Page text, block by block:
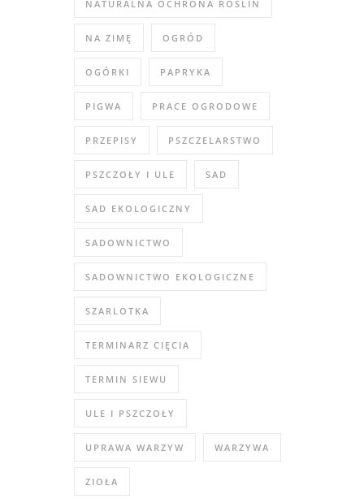
NATURALNA OCHRONA ROŚLIN
NA ZIMĘ OGRÓD
OGÓRKI PAPRYKA
PIGWA PRACE OGRODOWE
PRZEPISY PSZCZELARSTWO
PSZCZOŁY I ULE SAD
SAD EKOLOGICZNY
SADOWNICTWO
SADOWNICTWO EKOLOGICZNE
SZARLOTKA
TERMINARZ CIĘCIA
TERMIN SIEWU
ULE I PSZCZOŁY
UPRAWA WARZYW WARZYWA
ZIOŁA